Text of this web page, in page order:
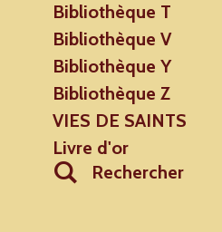
Bibliothèque T
Bibliothèque V
Bibliothèque Y
Bibliothèque Z
VIES DE SAINTS
Livre d'or
Rechercher